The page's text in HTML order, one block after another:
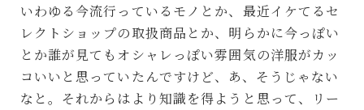
いわゆる今流行っているモノとか、最近イケてるセ
レクトショップの取扱商品とか、明らかに今っぽい
とか誰が見てもオシャレっぽい雰囲気の洋服がカッ
コいいと思っていたんですけど、あ、そうじゃない
なと。それからはより知識を得ようと思って、リー